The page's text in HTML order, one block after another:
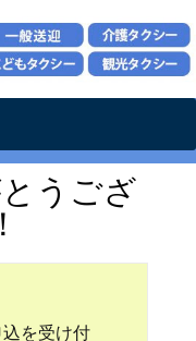
うござ
を受け付